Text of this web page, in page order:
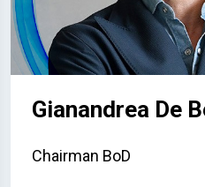
Gianandrea De
Chairman BoD